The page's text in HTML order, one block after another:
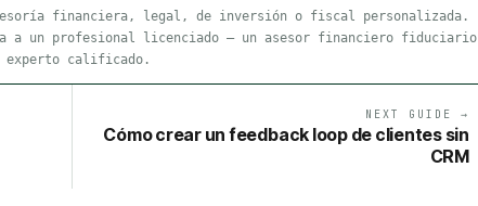
financiera, legal, de inversión o fiscal personalizada.
a un profesional licenciado — un asesor financiero fiduciario
experto calificado.
NEXT GUIDE →
Cómo crear un feedback loop de clientes sin
CRM